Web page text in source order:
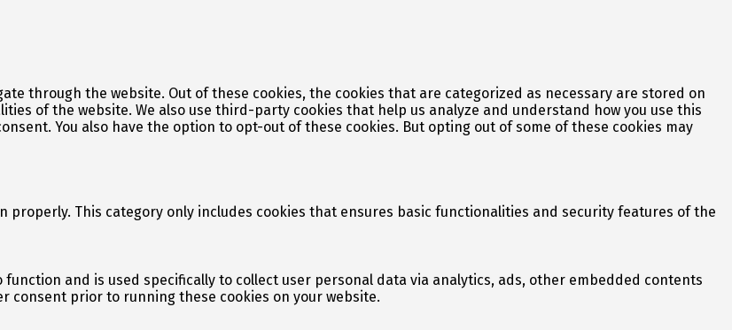
through the website. Out of these cookies, the cookies that are categorized as necessary are stored on
of the website. We also use third-party cookies that help us analyze and understand how you use this
You also have the option to opt-out of these cookies. But opting out of some of these cookies may
This category only includes cookies that ensures basic functionalities and security features of the
and is used specifically to collect user personal data via analytics, ads, other embedded contents
consent prior to running these cookies on your website.